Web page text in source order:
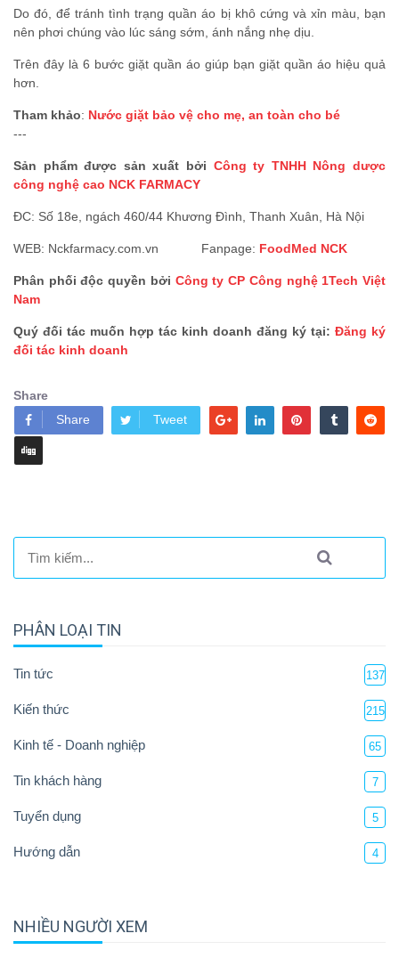
Do đó, để tránh tình trạng quần áo bị khô cứng và xỉn màu, bạn
nên phơi chúng vào lúc sáng sớm, ánh nắng nhẹ dịu.
Trên đây là 6 bước giặt quần áo giúp bạn giặt quần áo hiệu quả
hơn.
Tham khảo: Nước giặt bảo vệ cho mẹ, an toàn cho bé
---
Sản phẩm được sản xuất bởi Công ty TNHH Nông dược
công nghệ cao NCK FARMACY
ĐC: Số 18e, ngách 460/44 Khương Đình, Thanh Xuân, Hà Nội
WEB: Nckfarmacy.com.vn Fanpage: FoodMed NCK
Phân phối độc quyền bởi Công ty CP Công nghệ 1Tech Việt
Nam
Quý đối tác muốn hợp tác kinh doanh đăng ký tại: Đăng ký
đối tác kinh doanh
Share
Share
Tweet
PHÂN LOẠI TIN
Tin tức 137
Kiến thức 215
Kinh tế - Doanh nghiệp 65
Tin khách hàng 7
Tuyển dụng 5
Hướng dẫn 4
NHIỀU NGƯỜI XEM